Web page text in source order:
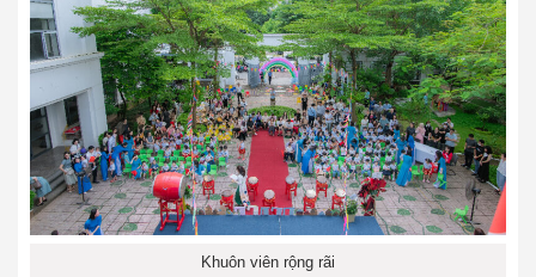
Khuôn viên rộng rãi